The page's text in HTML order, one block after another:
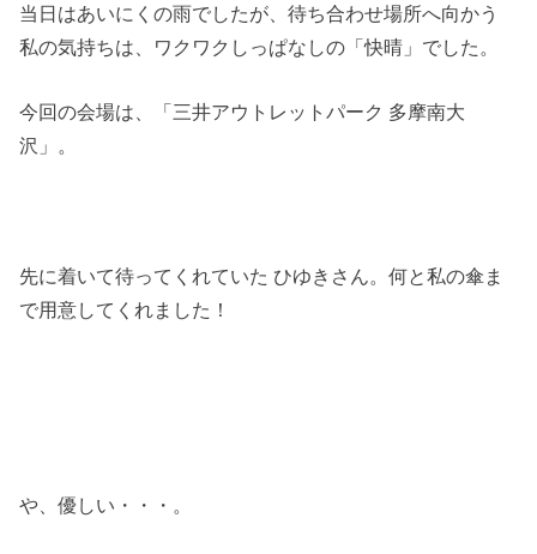
当日はあいにくの雨でしたが、待ち合わせ場所へ向かう
私の気持ちは、ワクワクしっぱなしの「快晴」でした。
今回の会場は、「三井アウトレットパーク 多摩南大
沢」。
先に着いて待ってくれていた ひゆきさん。何と私の傘ま
で用意してくれました！
や、優しい・・・。